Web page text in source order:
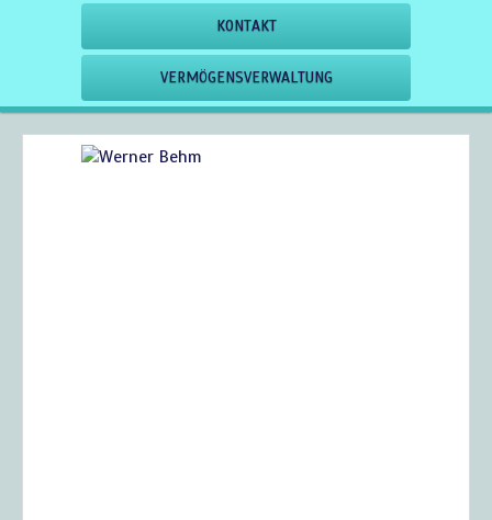
KONTAKT
VERMÖGENSVERWALTUNG